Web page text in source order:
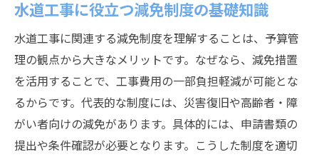
水道工事に役立つ減免制度の基礎知識
水道工事に関連する減免制度を理解することは、予算管
理の観点から大きなメリットです。なぜなら、減免措置
を活用することで、工事費用の一部負担軽減が可能とな
るからです。代表的な制度には、災害復旧や高齢者・障
がい者向けの減免があります。具体的には、申請書類の
提出や条件確認が必要となります。こうした制度を適切